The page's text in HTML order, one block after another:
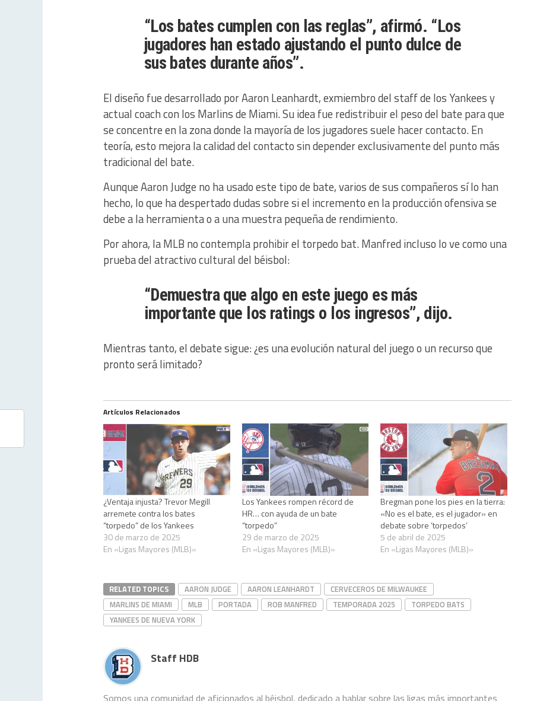
“Los bates cumplen con las reglas”, afirmó. “Los
jugadores han estado ajustando el punto dulce de
sus bates durante años”.
El diseño fue desarrollado por Aaron Leanhardt, exmiembro del staff de los Yankees y
actual coach con los Marlins de Miami. Su idea fue redistribuir el peso del bate para que
se concentre en la zona donde la mayoría de los jugadores suele hacer contacto. En
teoría, esto mejora la calidad del contacto sin depender exclusivamente del punto más
tradicional del bate.
Aunque Aaron Judge no ha usado este tipo de bate, varios de sus compañeros sí lo han
hecho, lo que ha despertado dudas sobre si el incremento en la producción ofensiva se
debe a la herramienta o a una muestra pequeña de rendimiento.
Por ahora, la MLB no contempla prohibir el torpedo bat. Manfred incluso lo ve como una
prueba del atractivo cultural del béisbol:
“Demuestra que algo en este juego es más
importante que los ratings o los ingresos”, dijo.
Mientras tanto, el debate sigue: ¿es una evolución natural del juego o un recurso que
pronto será limitado?
Artículos Relacionados
¿Ventaja injusta? Trevor Megill
arremete contra los bates
“torpedo” de los Yankees
30 de marzo de 2025
En «Ligas Mayores (MLB)»
Los Yankees rompen récord de
HR… con ayuda de un bate
“torpedo”
29 de marzo de 2025
En «Ligas Mayores (MLB)»
Bregman pone los pies en la tierra:
«No es el bate, es el jugador» en
debate sobre ‘torpedos’
5 de abril de 2025
En «Ligas Mayores (MLB)»
RELATED TOPICS AARON JUDGE AARON LEANHARDT
CERVECEROS DE MILWAUKEE
MARLINS DE MIAMI
MLB PORTADA ROB MANFRED TEMPORADA 2025
TORPEDO BATS
YANKEES DE NUEVA YORK
Staff HDB
Somos una comunidad de aficionados al béisbol, dedicado a hablar sobre las ligas más importantes